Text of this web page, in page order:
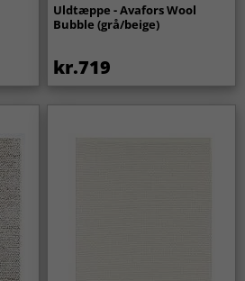
Uldtæppe - Avafors Wool
Bubble (grå/beige)
kr.719